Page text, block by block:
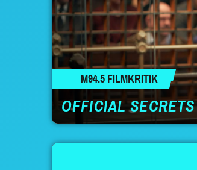
M94.5 FILMKRITIK
OFFICIAL SECRETS